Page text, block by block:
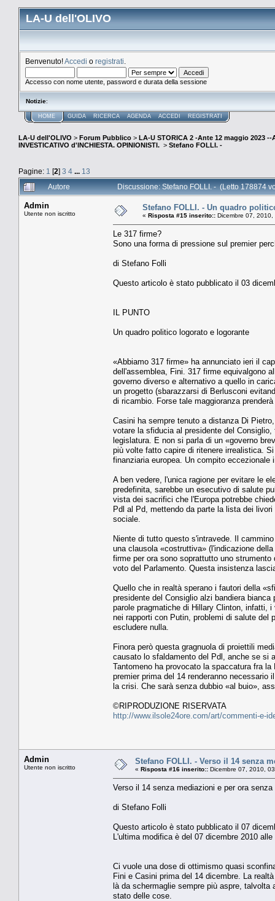
LA-U dell'OLIVO
Benvenuto!Accedi o registrati
Accesso con nome utente, password e durata della sessione
Notizie:
HOME GUIDA RICERCA AGENDA ACCEDI REGISTRATI
LA-U dell'OLIVO > Forum Pubblico > LA-U STORICA 2 -Ante 12 maggio 2023 --
INVESTICATIVO d'INCHIESTA. OPINIONISTI. > Stefano FOLLI. -
Pagine: 1 [2] 3 4 ... 13
Autore
Discussione: Stefano FOLLI. - (Letto 178874
Admin
Utente non iscritto
Stefano FOLLI. - Un quadro
« Risposta #15 inserito:: Dicembre 07,
Le 317 firme?
Sono una forma di pressione sul premier
di Stefano Folli
Questo articolo è stato pubblicato il 03
IL PUNTO
Un quadro politico logorato e logorante
«Abbiamo 317 firme» ha annunciato ieri il
dell'assemblea, Fini. 317 firme equivalgono
governo diverso e alternativo a quello in
un progetto (sbarazzarsi di Berlusconi
di ricambio. Forse tale maggioranza
Casini ha sempre tenuto a distanza Di
votare la sfiducia al presidente del
legislatura. E non si parla di un «governo
più volte fatto capire di ritenere irrealistica.
finanziaria europea. Un compito eccezionale
A ben vedere, l'unica ragione per evitare le
predefinita, sarebbe un esecutivo di salute
vista dei sacrifici che l'Europa potrebbe
Pdl al Pd, mettendo da parte la lista dei
sociale.
Niente di tutto questo s'intravede. Il
una clausola «costruttiva» (l'indicazione
firme per ora sono soprattutto uno
voto del Parlamento. Questa insistenza
Quello che in realtà sperano i fautori della
presidente del Consiglio alzi bandiera
parole pragmatiche di Hillary Clinton, infatti,
nei rapporti con Putin, problemi di salute del
escludere nulla.
Finora però questa gragnuola di proiettili
causato lo sfaldamento del Pdl, anche se si
Tantomeno ha provocato la spaccatura fra
premier prima del 14 renderanno
la crisi. Che sarà senza dubbio «al buio»,
©RIPRODUZIONE RISERVATA
http://www.ilsole24ore.com/art/commenti-e-
Admin
Utente non iscritto
Stefano FOLLI. - Verso il 14 senza
« Risposta #16 inserito:: Dicembre 07, 2010,
Verso il 14 senza mediazioni e per ora
di Stefano Folli
Questo articolo è stato pubblicato il 07
L'ultima modifica è del 07 dicembre 2010 alle
Ci vuole una dose di ottimismo quasi
Fini e Casini prima del 14 dicembre. La
là da schermaglie sempre più aspre,
stato delle cose.